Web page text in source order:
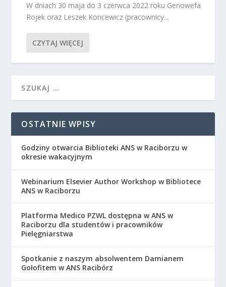
W dniach 30 maja do 3 czerwca 2022 roku Genowefa
Rojek oraz Leszek Koncewicz (pracownicy...
CZYTAJ WIĘCEJ
OSTATNIE WPISY
Godziny otwarcia Biblioteki ANS w Raciborzu w
okresie wakacyjnym
Webinarium Elsevier Author Workshop w Bibliotece
ANS w Raciborzu
Platforma Medico PZWL dostępna w ANS w
Raciborzu dla studentów i pracowników
Pielęgniarstwa
Spotkanie z naszym absolwentem Damianem
Gołofitem w ANS Racibórz